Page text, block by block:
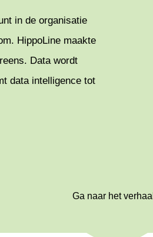
in de organisatie
HippoLine maakte
Data wordt
data intelligence tot
Ga naar het verhaal